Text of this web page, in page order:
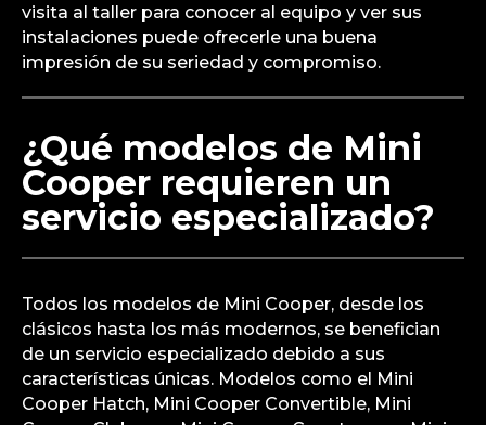
visita al taller para conocer al equipo y ver sus
instalaciones puede ofrecerle una buena
impresión de su seriedad y compromiso.
¿Qué modelos de Mini
Cooper requieren un
servicio especializado?
Todos los modelos de Mini Cooper, desde los
clásicos hasta los más modernos, se benefician
de un servicio especializado debido a sus
características únicas. Modelos como el Mini
Cooper Hatch, Mini Cooper Convertible, Mini